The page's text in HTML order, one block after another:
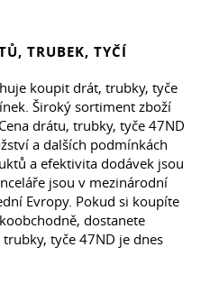
TRUBEK, TYČÍ
koupit drát, trubky, tyče
Široký sortiment zboží
drátu, trubky, tyče 47ND
a dalších podmínkách
a efektivita dodávek jsou
jsou v mezinárodní
Evropy. Pokud si koupíte
dostanete
tyče 47ND je dnes